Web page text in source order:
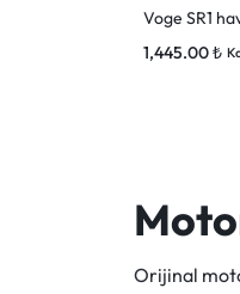
Voge SR1
1,445.00₺
Orijinal